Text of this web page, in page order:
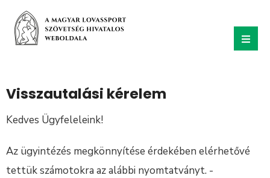
Visszautalási kérelem
Kedves Ügyfeleleink!
Az ügyintézés megkönnyítése érdekében elérhetővé
tettük számotokra az alábbi nyomtatványt. -